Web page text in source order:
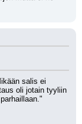
salis ei
oli jotain tyyliin